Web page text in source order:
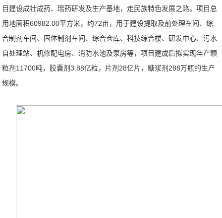
目建设成壮成药、瑶药研发及生产基地，走民族特色发展之路。项目总
用地面积60982.00平方米，约72亩，用于建设提取及前处理车间、综
合制剂车间、固体制剂车间、综合仓库、科技综合楼、研发中心、污水
自处理站、机修配电房、消防水池及泵房等，项目建成后拟实现年产颗
粒剂11700吨，胶囊剂3.88亿粒，片剂28亿片，糖浆剂288万瓶的生产
规模。